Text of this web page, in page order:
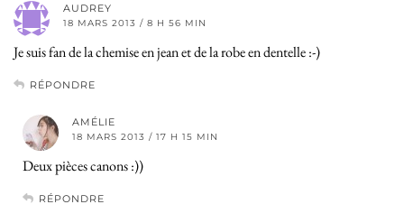
AUDREY
18 MARS 2013 / 8 H 56 MIN
Je suis fan de la chemise en jean et de la robe en dentelle :-)
RÉPONDRE
AMÉLIE
18 MARS 2013 / 17 H 15 MIN
Deux pièces canons :))
RÉPONDRE